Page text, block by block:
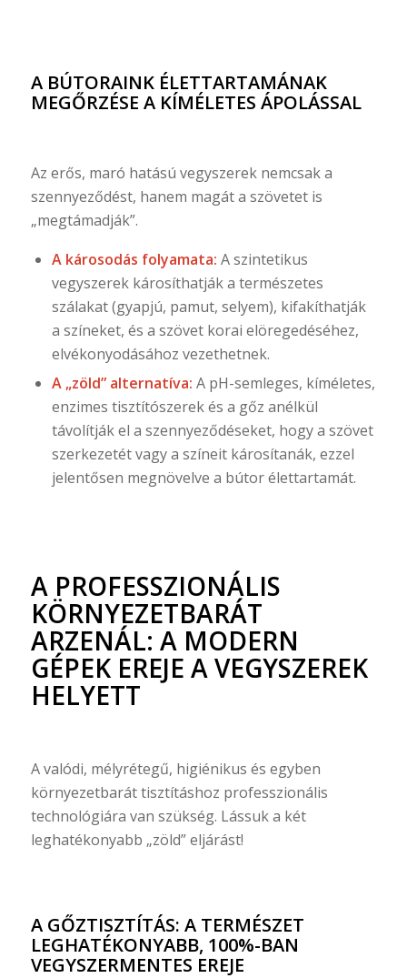
A BÚTORAINK ÉLETTARTAMÁNAK
MEGŐRZÉSE A KÍMÉLETES ÁPOLÁSSAL
Az erős, maró hatású vegyszerek nemcsak a
szennyeződést, hanem magát a szövetet is
„megtámadják”.
A károsodás folyamata: A szintetikus
vegyszerek károsíthatják a természetes
szálakat (gyapjú, pamut, selyem), kifakíthatják
a színeket, és a szövet korai elöregedéséhez,
elvékonyodásához vezethetnek.
A „zöld” alternatíva: A pH-semleges, kíméletes,
enzimes tisztítószerek és a gőz anélkül
távolítják el a szennyeződéseket, hogy a szövet
szerkezetét vagy a színeit károsítanák, ezzel
jelentősen megnövelve a bútor élettartamát.
A PROFESSZIONÁLIS
KÖRNYEZETBARÁT
ARZENÁL: A MODERN
GÉPEK EREJE A VEGYSZEREK
HELYETT
A valódi, mélyrétegű, higiénikus és egyben
környezetbarát tisztításhoz professzionális
technológiára van szükség. Lássuk a két
leghatékonyabb „zöld” eljárást!
A GŐZTISZTÍTÁS: A TERMÉSZET
LEGHATÉKONYABB, 100%-BAN
VEGYSZERMENTES EREJE